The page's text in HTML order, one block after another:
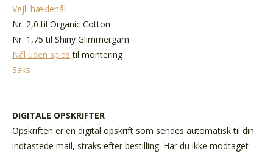
Vejl. hæklenål
Nr. 2,0 til Organic Cotton
Nr. 1,75 til Shiny Glimmergarn
Nål uden spids til montering
Saks
DIGITALE OPSKRIFTER
Opskriften er en digital opskrift som sendes automatisk til din
indtastede mail, straks efter bestilling. Har du ikke modtaget